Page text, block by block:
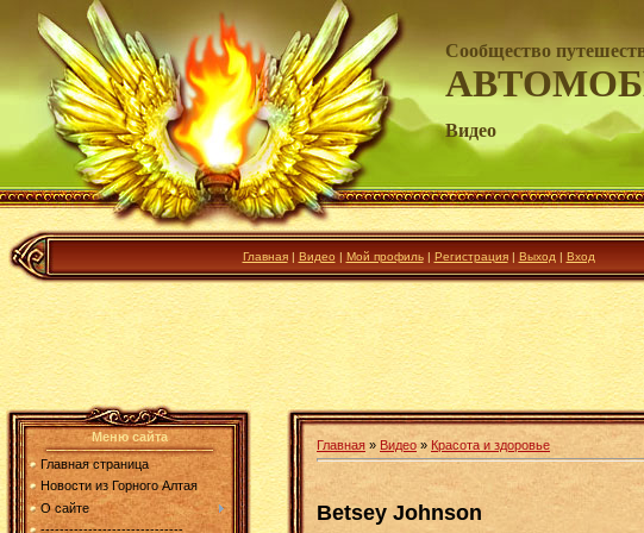
Сообщество
Видео
Главная| Видео| Мой профиль| Регистрация| Выход | Вход
Меню сайта
Главная страница
Новости из Горного Алтая
О сайте
------------------------------
Главная » Видео» Красота и здоровье
Betsey Johnson